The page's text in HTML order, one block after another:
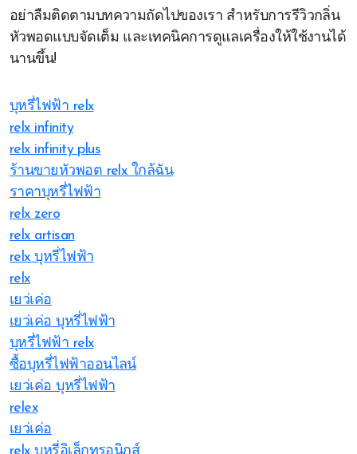
อย่าลืมติดตามบทความถัดไปของเรา สำหรับการรีวิวกลิ่น
หัวพอดแบบจัดเต็ม และเทคนิคการดูแลเครื่องให้ใช้งานได้
นานขึ้น!
บุหรี่ไฟฟ้า relx
relx infinity
relx infinity plus
ร้านขายหัวพอต relx ใกล้ฉัน
ราคาบุหรี่ไฟฟ้า
relx zero
relx artisan
relx บุหรี่ไฟฟ้า
relx
เยว่เค่อ
เยว่เค่อ บุหรี่ไฟฟ้า
บุหรี่ไฟฟ้า relx
ซื้อบุหรี่ไฟฟ้าออนไลน์
เยว่เค่อ บุหรี่ไฟฟ้า
relex
เยว่เค่อ